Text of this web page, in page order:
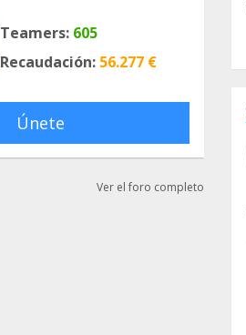
Teamers: 605
Recaudación: 56.277 €
Únete
Ver el foro completo